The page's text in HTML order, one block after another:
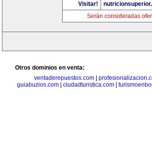
Visitar!
Serán consideradas
Otros dominios en venta:
ventaderepuestos.com
guiabuzios.com| ciudadturistica.com|